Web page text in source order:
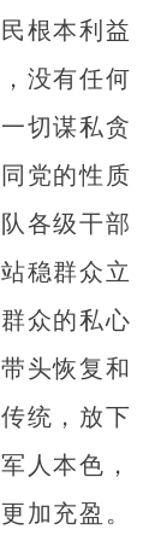
根本利益
没有任何
切谋私贪
党的性质
各级干部
稳群众立
众的私心
头恢复和
统，放下
人本色，
加充盈。